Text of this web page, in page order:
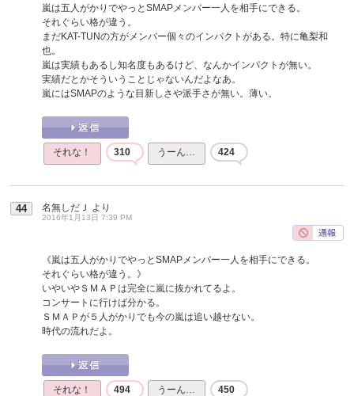
嵐は五人がかりでやっとSMAPメンバー一人を相手にできる。
それぐらい格が違う。
まだKAT-TUNの方がメンバー個々のインパクトがある。特に亀梨和
也。
嵐は実績もあるし知名度もあるけど、なんかインパクトが無い。
実績だとかそういうことじゃないんだよなあ。
嵐にはSMAPのような目新しさや派手さが無い。薄い。
それな！ 310 うーん… 424
44 名無しだＪ より
2016年1月13日 7:39 PM
《嵐は五人がかりでやっとSMAPメンバー一人を相手にできる。
それぐらい格が違う。》
いやいやＳＭＡＰは完全に嵐に抜かれてるよ。
コンサートに行けば分かる。
ＳＭＡＰが５人がかりでも今の嵐は追い越せない。
時代の流れだよ。
それな！ 494 うーん… 450